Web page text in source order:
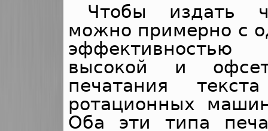
Чтобы издать
можно примерно с
эффективностью
высокой и
печатания
ротационных
Оба эти типа